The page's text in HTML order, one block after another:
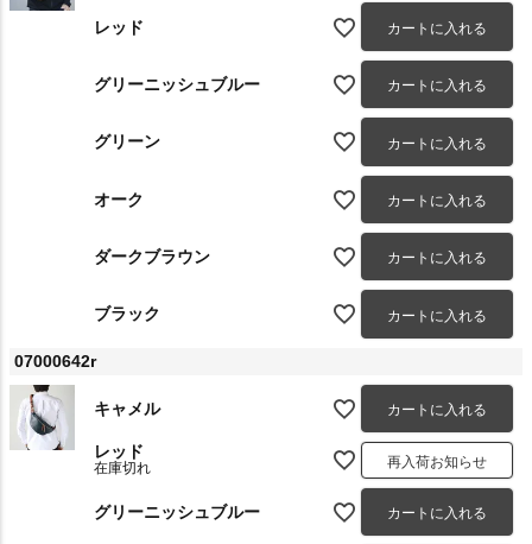
レッド カートに入れる
グリーニッシュブルー カートに入れる
グリーン カートに入れる
オーク カートに入れる
ダークブラウン カートに入れる
ブラック カートに入れる
07000642r
キャメル カートに入れる
レッド
在庫切れ 再入荷お知らせ
グリーニッシュブルー カートに入れる